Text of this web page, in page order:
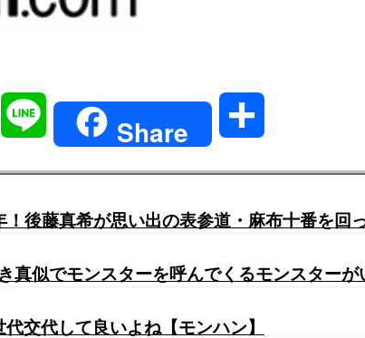
Copy Share
！後藤真希が思い出の表参道・麻布十番を回
真似でモンスターを呼んでくるモンスター
交代して良いよね【モンハン】